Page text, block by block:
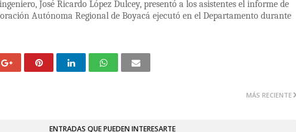
José Ricardo López Dulcey, presentó a los asistentes el informe de
Autónoma Regional de Boyacá ejecutó en el Departamento durante
MÁS RECIENTE
ENTRADAS QUE PUEDEN INTERESARTE